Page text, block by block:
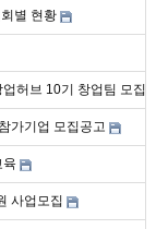
별 현황
허브 10기 창업팀 모집
가기업 모집공고
육
사업모집